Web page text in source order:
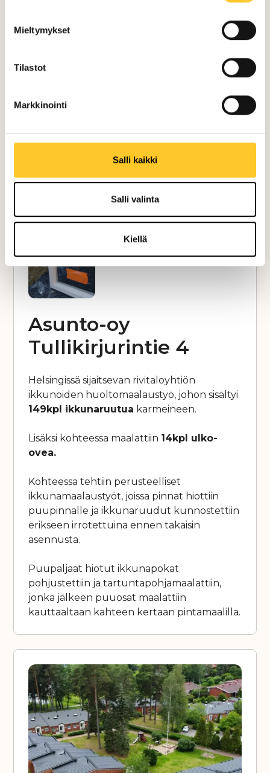
Mieltymykset
Tilastot
Markkinointi
Salli kaikki
Salli valinta
Kiellä
Asunto-oy
Tullikirjurintie 4
Helsingissä sijaitsevan rivitaloyhtiön
ikkunoiden huoltomaalaustyö, johon sisältyi
149kpl ikkunaruutua karmeineen.
Lisäksi kohteessa maalattiin 14kpl ulko-
ovea.
Kohteessa tehtiin perusteelliset
ikkunamaalaustyöt, joissa pinnat hiottiin
puupinnalle ja ikkunaruudut kunnostettiin
erikseen irrotettuina ennen takaisin
asennusta.
Puupaljaat hiotut ikkunapokat
pohjustettiin ja tartuntapohjamaalattiin,
jonka jälkeen puuosat maalattiin
kauttaaltaan kahteen kertaan pintamaalilla.